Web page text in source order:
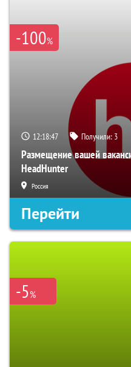
-100%
12:18:46 Получили: 3
Размещение вашей
HeadHunter
Россия
Перейти
-5%